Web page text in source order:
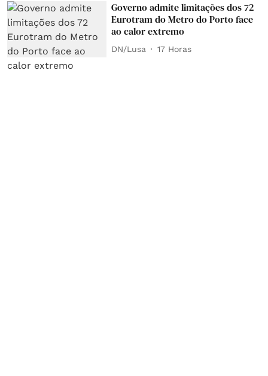
Governo admite limitações dos 72
Eurotram do Metro do Porto face
ao calor extremo
DN/Lusa 17 Horas